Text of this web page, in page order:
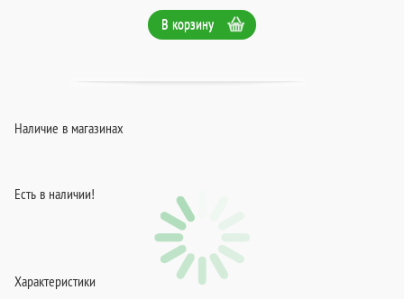
В корзину
Наличие в магазинах
Есть в наличии!
Характеристики